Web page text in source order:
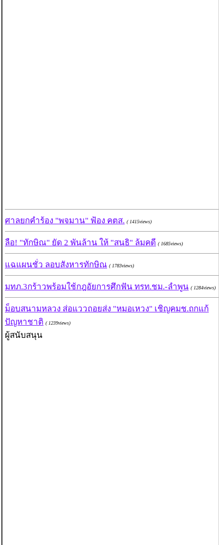
ศาลยกคำร้อง "พจมาน" ฟ้อง คตส. ( 1415views)
ลือ! "ทักษิณ" ยัด 2 พันล้าน ให้ "สนธิ" ล้มคดี ( 1685views)
แฉแผนชั่ว ลอบสังหารทักษิณ ( 1783views)
มทภ.3กร้าวพร้อมใช้กฎอัยการศึกฟัน ทรท.ชม.-ลำพูน ( 1284views)
ม็อบสนามหลวง ส่อแววถอยส่ง "หมอเหวง" เชิญคมช.ถกแก้
ปัญหาชาติ ( 1239views)
ผู้สนับสนุน